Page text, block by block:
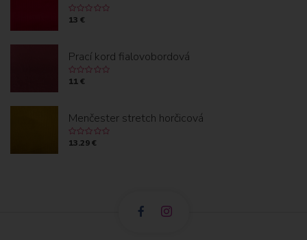
13 €
Prací kord fialovobordová
11 €
Menčester stretch horčicová
13.29 €